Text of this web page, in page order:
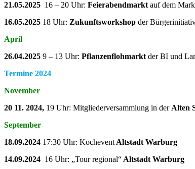
21.05.2025 16 – 20 Uhr: Feierabendmarkt auf dem
16.05.2025 18 Uhr: Zukunftsworkshop der
April
26.04.2025 9 – 13 Uhr: Pflanzenflohmarkt der BI und
Termine 2024
November
20 11. 2024, 19 Uhr: Mitgliederversammlung in der Alten
September
18.09.2024 17:30 Uhr: Kochevent Altstadt Warburg
14.09.2024 16 Uhr: „Tour regional“ Altstadt Warburg